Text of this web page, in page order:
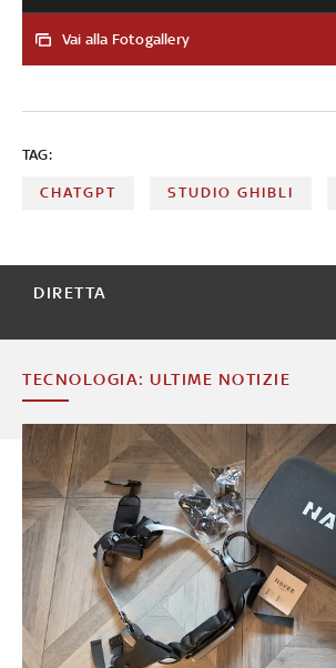
immagini dei protagonisti delle opere di
ispirate alle fattezze di Daniel Radcliffe,
Vai alla Fotogallery
TAG:
CHATGPT STUDIO GHIBLI
DIRETTA
TECNOLOGIA: ULTIME NOTIZIE